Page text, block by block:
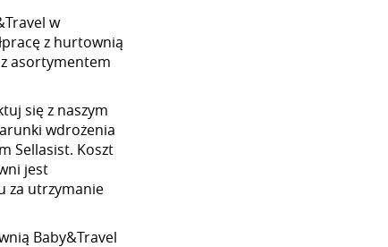
w
z hurtownią
asortymentem
się z naszym
wdrożenia
Sellasist. Koszt
jest
za utrzymanie
Baby&Travel